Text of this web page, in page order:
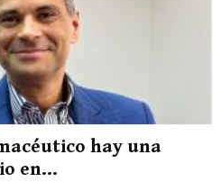
hay una
en...